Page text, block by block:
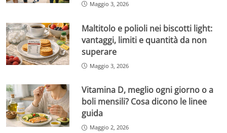
Maggio 3, 2026
Maltitolo e polioli nei biscotti light:
vantaggi, limiti e quantità da non
superare
Maggio 3, 2026
Vitamina D, meglio ogni giorno o a
boli mensili? Cosa dicono le linee
guida
Maggio 2, 2026